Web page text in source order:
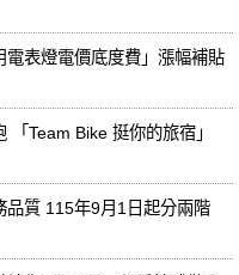
電表燈電價底度費」漲幅補貼
Team Bike 挺你的旅宿」
品質 115年9月1日起分兩階